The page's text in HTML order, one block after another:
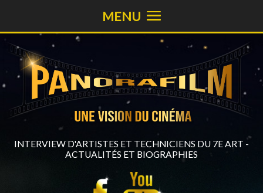
INTERVIEW D'ARTISTES ET TECHNICIENS DU 7E ART -
ACTUALITÉS ET BIOGRAPHIES
MENU